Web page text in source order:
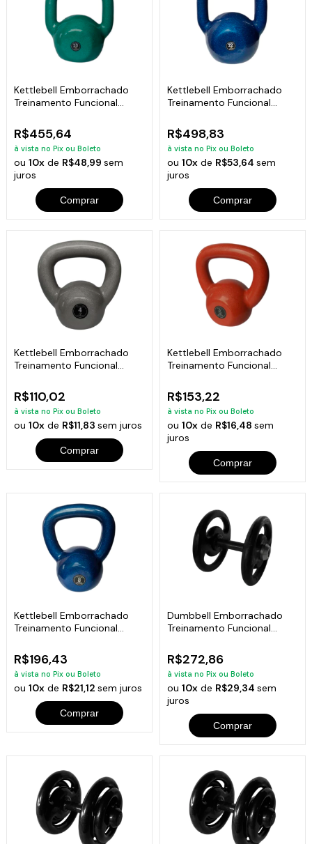
Kettlebell Emborrachado
Treinamento Funcional
R$455,64
à vista no Pix ou Boleto
ou10x de R$48,99sem
juros
Comprar
Kettlebell Emborrachado
Treinamento Funcional
R$498,83
à vista no Pix ou Boleto
ou 10xde R$53,64 sem
juros
Comprar
Kettlebell Emborrachado
Treinamento Funcional
R$110,02
à vista no Pix ou Boleto
ou10x de R$11,83sem juros
Comprar
Kettlebell Emborrachado
Treinamento Funcional
R$153,22
à vista no Pix ou Boleto
ou 10xde R$16,48 sem
juros
Comprar
Kettlebell Emborrachado
Treinamento Funcional
R$196,43
à vista no Pix ou Boleto
ou10x de R$21,12sem juros
Comprar
Dumbbell Emborrachado
Treinamento Funcional
R$272,86
à vista no Pix ou Boleto
ou 10xde R$29,34 sem
juros
Comprar